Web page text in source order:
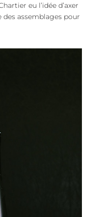
eu l’idée d’axer
assemblages pour